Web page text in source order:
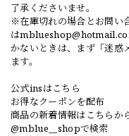
了承くださいませ。
※在庫切れの場合とお問い
は
かないときは、まず「迷惑
ます。
公式insはこちら
お得なクーポンを配布
商品の新着情報はこちらか
@mblue__shopで検索